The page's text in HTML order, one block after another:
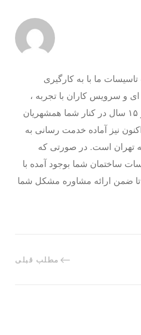
ما با به‌ کارگیری
و سرویس کاران با تجربه ،
افتخار دارد بیش از ۱۵ سال در کنار شما همشهریان
نیز آماده خدمت رسانی به
مناطق ۲۲ گانه تهران است. در صورتی که
ساختمان شما بوجود آمده با
تا ضمن ارائه مشاوره مشکل شما
مطلب قبلی